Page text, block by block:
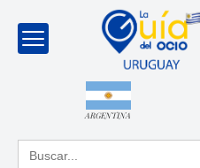
ARGENTINA
Buscar: